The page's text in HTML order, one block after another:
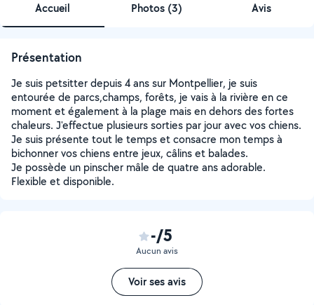
Accueil Photos (3) Avis
Présentation
Je suis petsitter depuis 4 ans sur Montpellier, je suis
entourée de parcs,champs, forêts, je vais à la rivière en ce
moment et également à la plage mais en dehors des fortes
chaleurs. J'effectue plusieurs sorties par jour avec vos chiens.
Je suis présente tout le temps et consacre mon temps à
bichonner vos chiens entre jeux, câlins et balades.
Je possède un pinscher mâle de quatre ans adorable.
Flexible et disponible.
-/5
Aucun avis
Voir ses avis